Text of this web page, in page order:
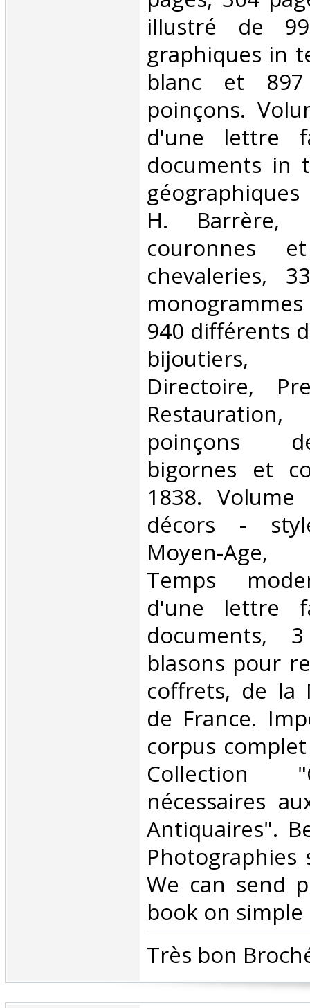
illustré de
graphiques in
blanc et
poinçons.
d'une lettre
documents in
H. Barrère,
couronnes
chevaleries,
940 différents
bijoutiers,
Directoire,
poinçons
bigornes et
1838.
décors -
Moyen-Age,
Temps
d'une lettre
documents,
blasons pour
coffrets, de la
de France.
corpus
Collection
nécessaires
Antiquaires".
Photographies
We can send
book on simple
‎Très bon